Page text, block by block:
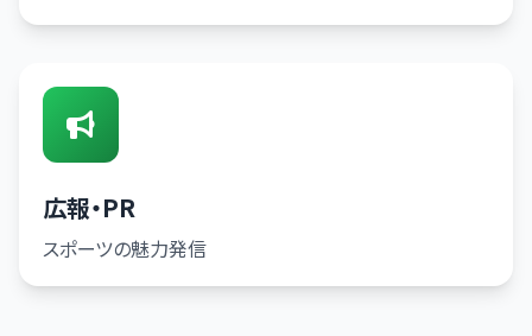
広報・PR
スポーツの魅力発信